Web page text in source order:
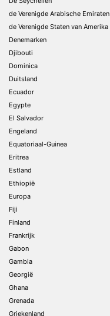
de Verenigde Arabische Emiraten
de Verenigde Staten van Amerika
Denemarken
Djibouti
Dominica
Duitsland
Ecuador
Egypte
El Salvador
Engeland
Equatoriaal-Guinea
Eritrea
Estland
Ethiopië
Europa
Fiji
Finland
Frankrijk
Gabon
Gambia
Georgië
Ghana
Grenada
Griekenland